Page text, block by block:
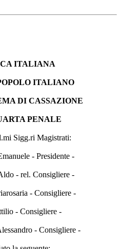
ITALIANA
ITALIANO
DI CASSAZIONE
PENALE
Sigg.ri Magistrati:
- Presidente -
- rel. Consigliere -
- Consigliere -
- Consigliere -
- Consigliere -